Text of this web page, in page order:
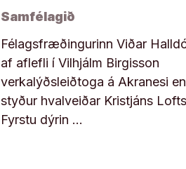
Samfélagið
Félagsfræðingurinn Viðar
af aflefli í Vilhjálm Birgisson
verkalýðsleiðtoga á Akranesi
styður hvalveiðar Kristjáns
Fyrstu dýrin …